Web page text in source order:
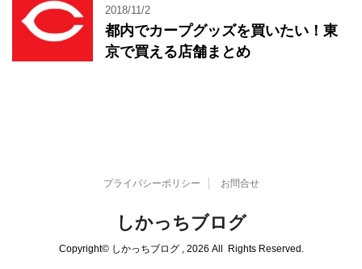
2018/11/2
都内でカープグッズを買いたい！東
京で買える店舗まとめ
プライパシーポリシー お問合せ
しかっちブログ
Copyright© しかっちブログ , 2026 All Rights Reserved.